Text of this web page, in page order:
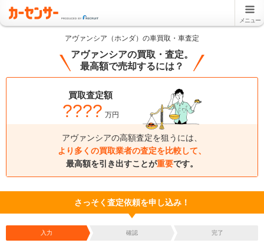
メニュー
アヴァンシア（ホンダ）の車買取・車査定
アヴァンシアの買取・査定。
最高額で売却するには？
買取査定額
???? 万円
アヴァンシアの高額査定を狙うには、
より多くの買取業者の査定を比較して、
最高額を引き出すことが重要です。
さっそく査定依頼を申し込み！
入力 確認 完了